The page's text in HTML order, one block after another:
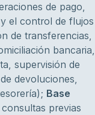
de pago,
el control de flujos
de transferencias,
bancaria,
supervisión de
devoluciones,
Base
previas